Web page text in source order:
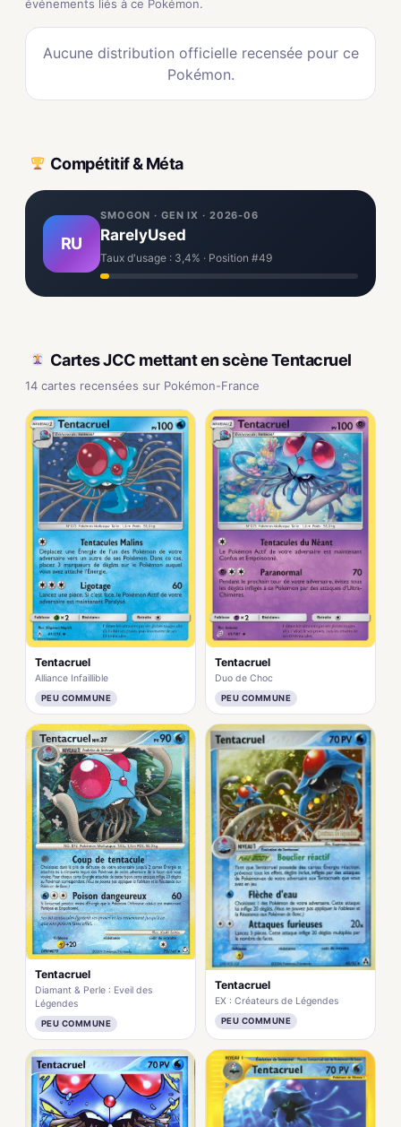
événements liés à ce Pokémon.
Aucune distribution officielle recensée pour ce
Pokémon.
Compétitif & Méta
RU
SMOGON · GEN IX · 2026-06
RarelyUsed
Taux d'usage : 3,4% · Position #49
Cartes JCC mettant en scène Tentacruel
14 cartes recensées sur Pokémon-France
Tentacruel
Alliance Infaillible
PEU COMMUNE
Tentacruel
Duo de Choc
PEU COMMUNE
Tentacruel
Diamant & Perle : Eveil des
Légendes
PEU COMMUNE
Tentacruel
EX : Créateurs de Légendes
PEU COMMUNE